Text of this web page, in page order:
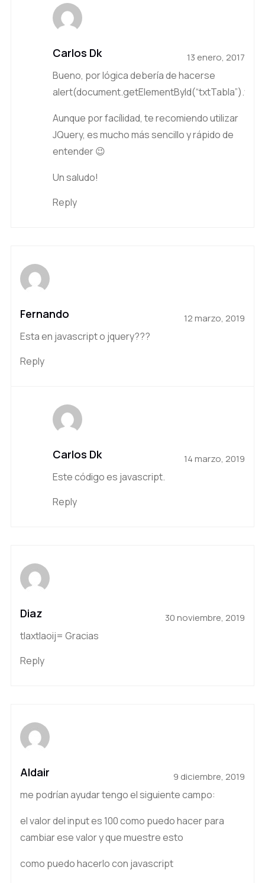
Carlos Dk 13 enero, 2017
Bueno, por lógica debería de hacerse
Aunque por facílidad, te recomiendo utilizar
JQuery, es mucho más sencillo y rápido de
entender 😉
Un saludo!
Reply
Fernando 12 marzo, 2019
Esta en javascript o jquery???
Reply
Carlos Dk 14 marzo, 2019
Este código es javascript.
Reply
Diaz 30 noviembre, 2019
tlaxtlaoij= Gracias
Reply
Aldair 9 diciembre, 2019
me podrían ayudar tengo el siguiente campo:
el valor del input es 100 como puedo hacer para
cambiar ese valor y que muestre esto
como puedo hacerlo con javascript